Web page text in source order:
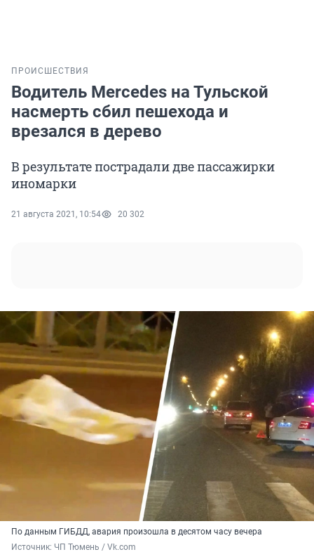
ПРОИСШЕСТВИЯ
Водитель Mercedes на Тульской
насмерть сбил пешехода и
врезался в дерево
В результате пострадали две пассажирки
иномарки
21 августа 2021, 10:54 20 302
По данным ГИБДД, авария произошла в десятом часу вечера
Источник: ЧП Тюмень / Vk.com